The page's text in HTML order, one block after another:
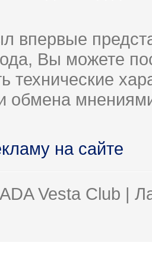
впервые
Вы можете
технические
обмена
на сайте
Vesta Club |